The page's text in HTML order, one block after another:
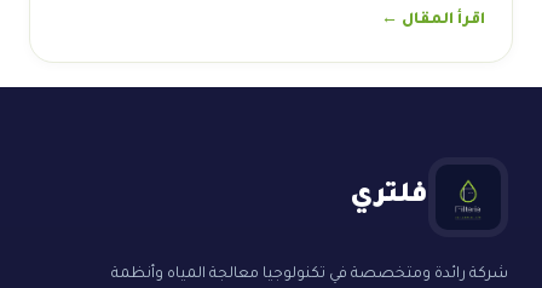
اقرأ المقال ←
فلتري
شركة رائدة ومتخصصة في تكنولوجيا معالجة المياه وأنظمة